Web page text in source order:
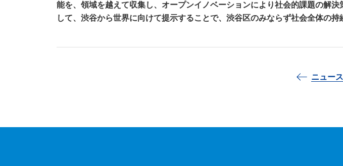
能を、領域を越えて収集し、オープンイノベーションにより社会的課題の解
して、渋谷から世界に向けて提示することで、渋谷区のみならず社会全体の持
ニュー